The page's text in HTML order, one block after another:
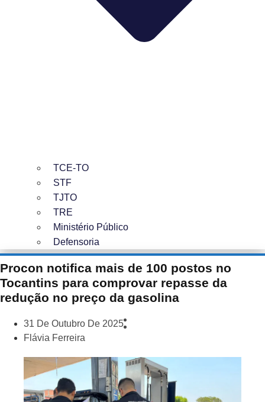
TCE-TO
STF
TJTO
TRE
Ministério Público
Defensoria
Procon notifica mais de 100 postos no
Tocantins para comprovar repasse da
redução no preço da gasolina
31 De Outubro De 2025
Flávia Ferreira